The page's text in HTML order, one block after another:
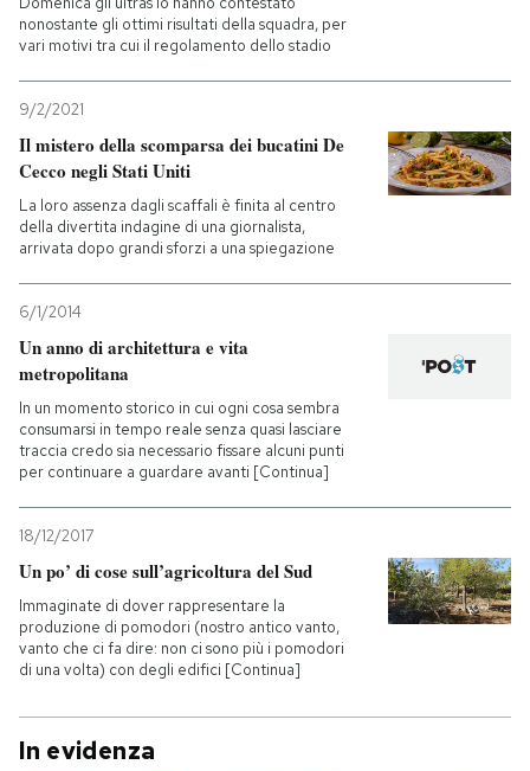
nonostante gli ottimi risultati della squadra, per
vari motivi tra cui il regolamento dello stadio
9/2/2021
Il mistero della scomparsa dei bucatini De
Cecco negli Stati Uniti
La loro assenza dagli scaffali è finita al centro
della divertita indagine di una giornalista,
arrivata dopo grandi sforzi a una spiegazione
6/1/2014
Un anno di architettura e vita
metropolitana
In un momento storico in cui ogni cosa sembra
consumarsi in tempo reale senza quasi lasciare
traccia credo sia necessario fissare alcuni punti
per continuare a guardare avanti [Continua]
18/12/2017
Un po’ di cose sull’agricoltura del Sud
Immaginate di dover rappresentare la
produzione di pomodori (nostro antico vanto,
vanto che ci fa dire: non ci sono più i pomodori
di una volta) con degli edifici [Continua]
In evidenza